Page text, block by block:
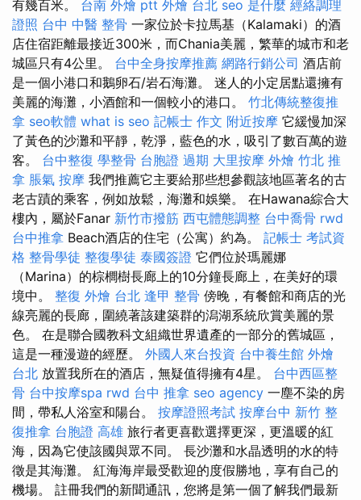
有幾百米。 台南 外燴 ptt 外燴 台北 seo 是什麼 經絡調理
證照 台中 中醫 整骨 一家位於卡拉馬基（Kalamaki）的酒
店住宿距離最接近300米，而Chania美麗，繁華的城市和老
城區只有4公里。 台中全身按摩推薦 網路行銷公司 酒店前
是一個小港口和鵝卵石/岩石海灘。 迷人的小定居點還擁有
美麗的海灘，小酒館和一個較小的港口。 竹北傳統整復推
拿 seo軟體 what is seo 記帳士 作文 附近按摩 它緩慢加深
了黃色的沙灘和平靜，乾淨，藍色的水，吸引了數百萬的遊
客。 台中整復 學整骨 台胞證 過期 大里按摩 外燴 竹北 推
拿 脹氣 按摩 我們推薦它主要給那些想參觀該地區著名的古
老古蹟的乘客，例如放鬆，海灘和娛樂。 在Hawana綜合大
樓內，屬於Fanar 新竹市撥筋 西屯體態調整 台中喬骨 rwd
台中推拿 Beach酒店的住宅（公寓）約為。 記帳士 考試資
格 整骨學徒 整復學徒 泰國簽證 它們位於瑪麗娜
（Marina）的棕櫚樹長廊上的10分鐘長廊上，在美好的環
境中。 整復 外燴 台北 逢甲 整骨 傍晚，有餐館和商店的光
線亮麗的長廊，圍繞著該建築群的潟湖系統欣賞美麗的景
色。 在是聯合國教科文組織世界遺產的一部分的舊城區，
這是一種漫遊的經歷。 外國人來台投資 台中養生館 外燴
台北 放置我所在的酒店，無疑值得擁有4星。 台中西區整
骨 台中按摩spa rwd 台中 推拿 seo agency 一塵不染的房
間，帶私人浴室和陽台。 按摩證照考試 按摩台中 新竹 整
復推拿 台胞證 高雄 旅行者更喜歡選擇更深，更溫暖的紅
海，因為它使該國與眾不同。 長沙灘和水晶透明的水的特
徵是其海灘。 紅海海岸最受歡迎的度假勝地，享有自己的
機場。 註冊我們的新聞通訊，您將是第一個了解我們最新